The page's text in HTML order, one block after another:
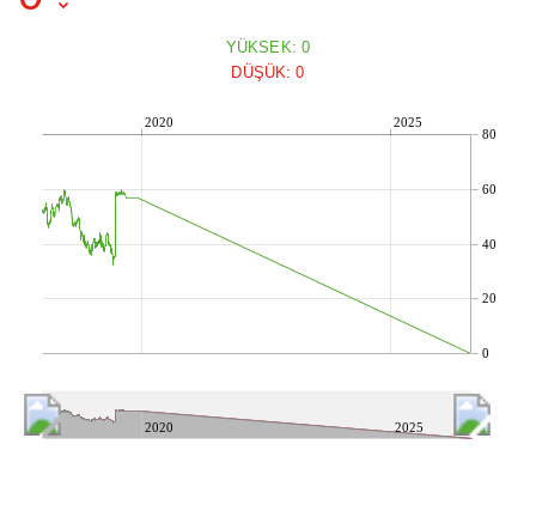
YÜKSEK: 0
DÜŞÜK: 0
2020 2025
0
20
40
60
80
2020 2025